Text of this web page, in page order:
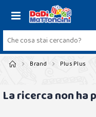
Brand Plus Plus
La ricerca non